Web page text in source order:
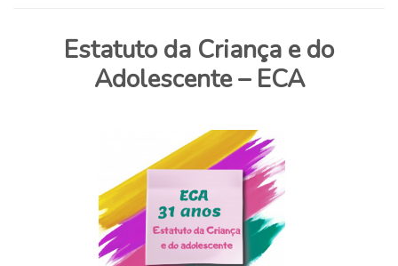
Estatuto da Criança e do
Adolescente – ECA